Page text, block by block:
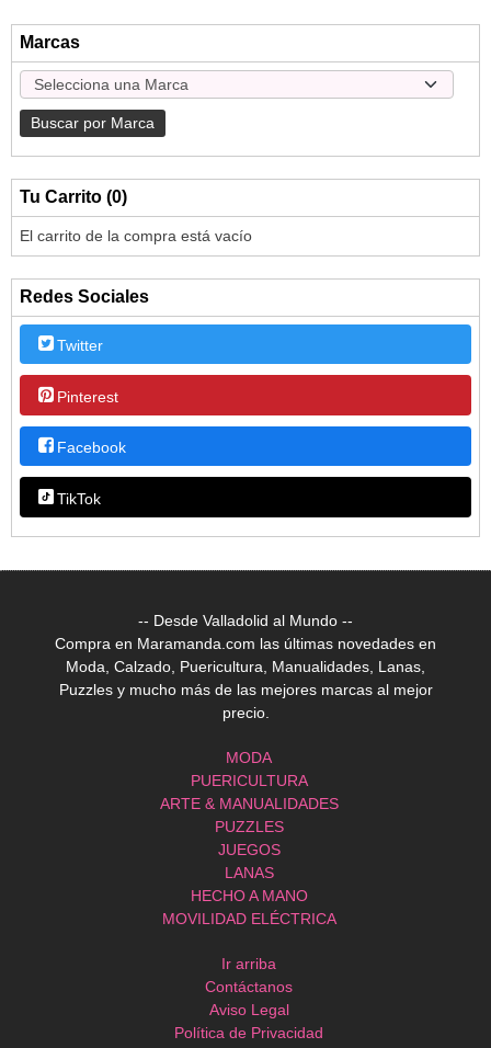
Marcas
Tu Carrito (0)
El carrito de la compra está vacío
Redes Sociales
Twitter
Pinterest
Facebook
TikTok
-- Desde Valladolid al Mundo --
Compra en Maramanda.com las últimas novedades en
Moda, Calzado, Puericultura, Manualidades, Lanas,
Puzzles y mucho más de las mejores marcas al mejor
precio.
MODA
PUERICULTURA
ARTE & MANUALIDADES
PUZZLES
JUEGOS
LANAS
HECHO A MANO
MOVILIDAD ELÉCTRICA
Ir arriba
Contáctanos
Aviso Legal
Política de Privacidad